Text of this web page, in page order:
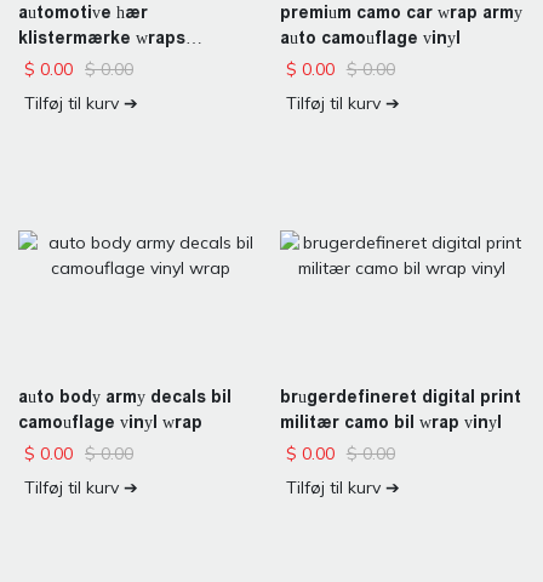
automotive hær
klistermærke wraps
camouflage bil wrap vinyl
$ 0.00 $0.00
Tilføj til kurv ➔
premium camo car wrap army
auto camouflage vinyl
$ 0.00 $0.00
Tilføj til kurv ➔
auto body army decals bil
camouflage vinyl wrap
$ 0.00 $0.00
Tilføj til kurv ➔
brugerdefineret digital print
militær camo bil wrap vinyl
$ 0.00 $0.00
Tilføj til kurv ➔